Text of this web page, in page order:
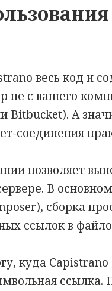
весь код и
не с вашего
Bitbucket). А
соединения
позволяет
В
сборка
ссылок в
куда Capistrano
ссылка.